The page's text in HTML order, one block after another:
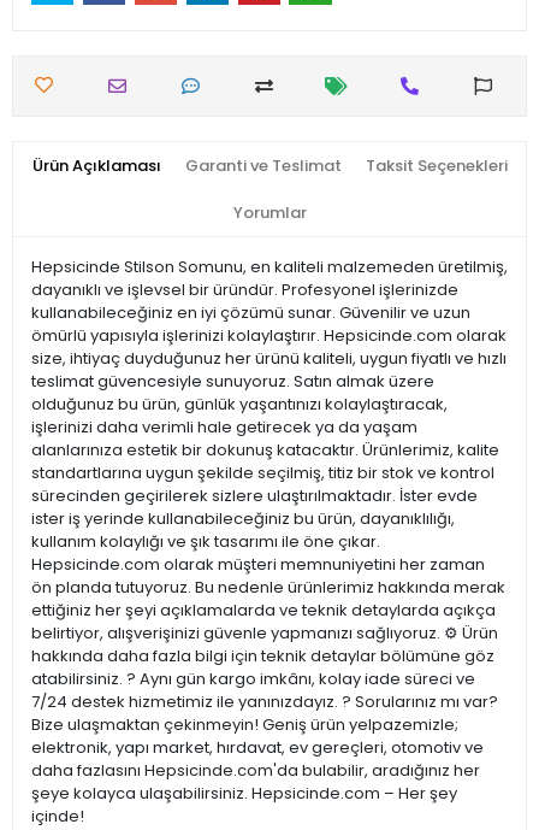
Ürün Açıklaması Garanti ve Teslimat Taksit Seçenekleri
Yorumlar
Hepsicinde Stilson Somunu, en kaliteli malzemeden üretilmiş,
dayanıklı ve işlevsel bir üründür. Profesyonel işlerinizde
kullanabileceğiniz en iyi çözümü sunar. Güvenilir ve uzun
ömürlü yapısıyla işlerinizi kolaylaştırır. Hepsicinde.com olarak
size, ihtiyaç duyduğunuz her ürünü kaliteli, uygun fiyatlı ve hızlı
teslimat güvencesiyle sunuyoruz. Satın almak üzere
olduğunuz bu ürün, günlük yaşantınızı kolaylaştıracak,
işlerinizi daha verimli hale getirecek ya da yaşam
alanlarınıza estetik bir dokunuş katacaktır. Ürünlerimiz, kalite
standartlarına uygun şekilde seçilmiş, titiz bir stok ve kontrol
sürecinden geçirilerek sizlere ulaştırılmaktadır. İster evde
ister iş yerinde kullanabileceğiniz bu ürün, dayanıklılığı,
kullanım kolaylığı ve şık tasarımı ile öne çıkar.
Hepsicinde.com olarak müşteri memnuniyetini her zaman
ön planda tutuyoruz. Bu nedenle ürünlerimiz hakkında merak
ettiğiniz her şeyi açıklamalarda ve teknik detaylarda açıkça
belirtiyor, alışverişinizi güvenle yapmanızı sağlıyoruz. ⚙️ Ürün
hakkında daha fazla bilgi için teknik detaylar bölümüne göz
atabilirsiniz. ? Aynı gün kargo imkânı, kolay iade süreci ve
7/24 destek hizmetimiz ile yanınızdayız. ? Sorularınız mı var?
Bize ulaşmaktan çekinmeyin! Geniş ürün yelpazemizle;
elektronik, yapı market, hırdavat, ev gereçleri, otomotiv ve
daha fazlasını Hepsicinde.com'da bulabilir, aradığınız her
şeye kolayca ulaşabilirsiniz. Hepsicinde.com – Her şey
içinde!